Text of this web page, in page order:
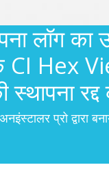
लॉग का
Hex
स्थापना
प्रो द्वारा